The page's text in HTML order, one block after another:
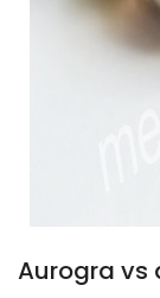
Aurogra vs